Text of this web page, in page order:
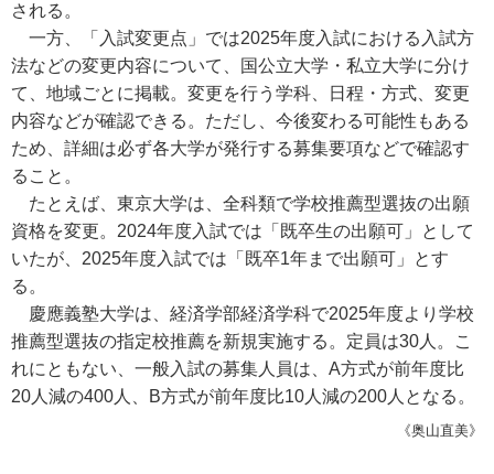
される。
一方、「入試変更点」では2025年度入試における入試方
法などの変更内容について、国公立大学・私立大学に分け
て、地域ごとに掲載。変更を行う学科、日程・方式、変更
内容などが確認できる。ただし、今後変わる可能性もある
ため、詳細は必ず各大学が発行する募集要項などで確認す
ること。
たとえば、東京大学は、全科類で学校推薦型選抜の出願
資格を変更。2024年度入試では「既卒生の出願可」として
いたが、2025年度入試では「既卒1年まで出願可」とす
る。
慶應義塾大学は、経済学部経済学科で2025年度より学校
推薦型選抜の指定校推薦を新規実施する。定員は30人。こ
れにともない、一般入試の募集人員は、A方式が前年度比
20人減の400人、B方式が前年度比10人減の200人となる。
《奥山直美》